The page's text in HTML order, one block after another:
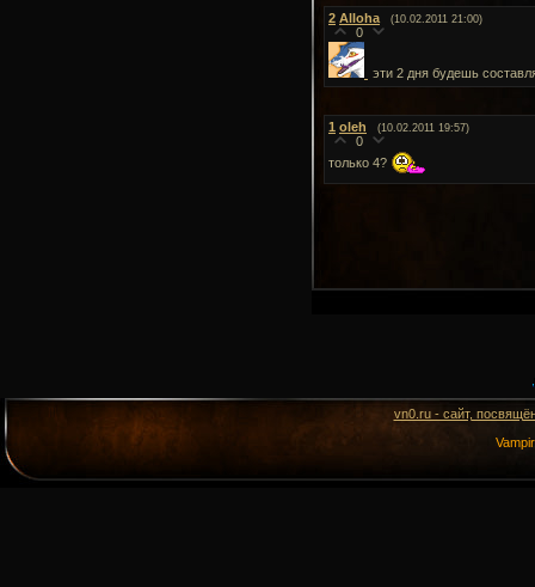
2 Alloha (10.02.2011 21:00)
0
эти 2 дня будешь
1 oleh (10.02.2011 19:57)
0
только 4?
vn0.ru - сайт,